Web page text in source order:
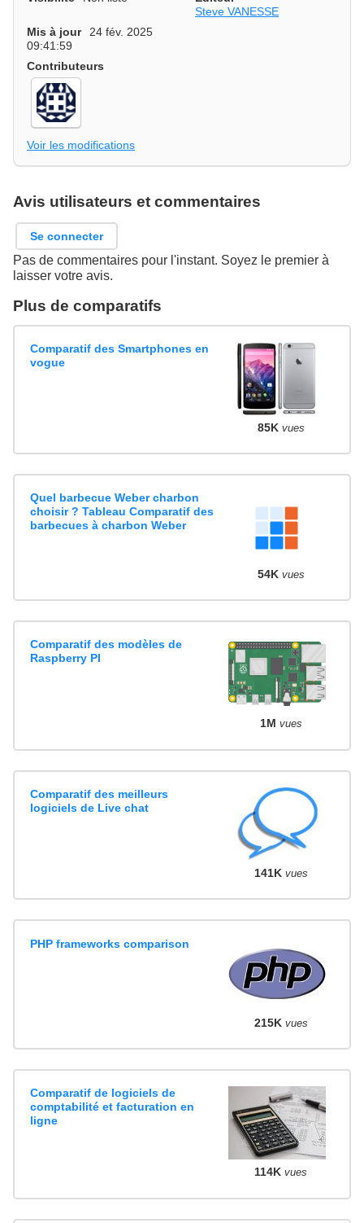
Steve VANESSE
Mis à jour
24 fév. 2025
09:41:59
Contributeurs
Voir les modifications
Avis utilisateurs et commentaires
Se connecter
Pas de commentaires pour l'instant. Soyez le premier à
laisser votre avis.
Plus de comparatifs
Comparatif des Smartphones en
vogue
85K vues
Quel barbecue Weber charbon
choisir ? Tableau Comparatif des
barbecues à charbon Weber
54K vues
Comparatif des modèles de
Raspberry PI
1M vues
Comparatif des meilleurs
logiciels de Live chat
141K vues
PHP frameworks comparison
215K vues
Comparatif de logiciels de
comptabilité et facturation en
ligne
114K vues